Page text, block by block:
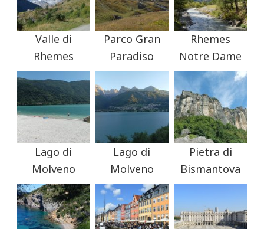
Valle di
Rhemes
Parco Gran
Paradiso
Rhemes
Notre Dame
Lago di
Molveno
Lago di
Molveno
Pietra di
Bismantova